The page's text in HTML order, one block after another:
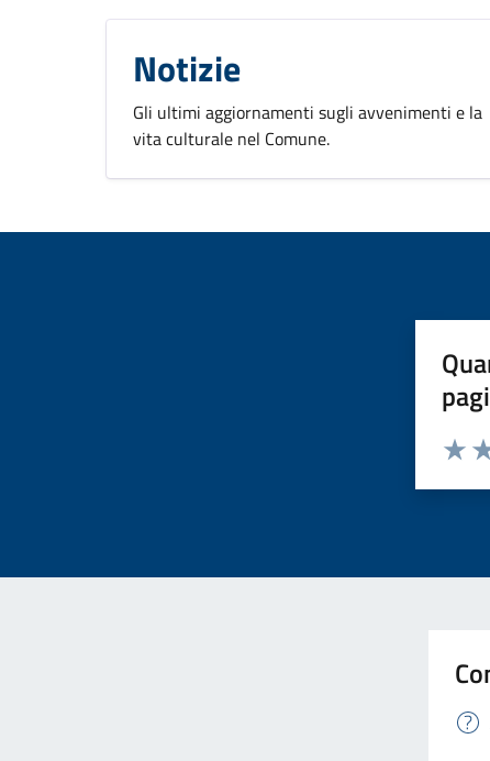
Notizie
Gli ultimi aggiornamenti sugli avvenimenti e la
vita culturale nel Comune.